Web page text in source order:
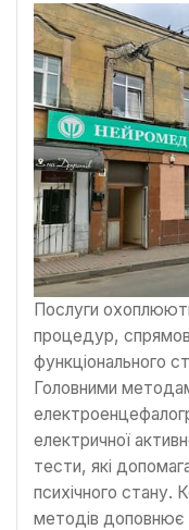
Послуги
процедур,
функціонального
Головними
електричної
тести, які
психічного стану.
методів доповнює